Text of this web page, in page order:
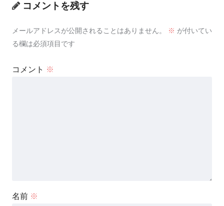
コメントを残す
メールアドレスが公開されることはありません。 ※ が付いてい
る欄は必須項目です
コメント ※
名前 ※